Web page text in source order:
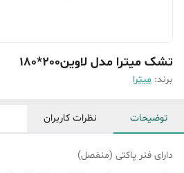
تشک میترا مدل لاوین200*180
برند: میترا
توضیحات نظرات کاربران
دارای فنر پاکتی (منفصل)